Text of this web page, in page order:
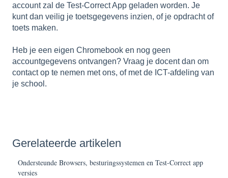
account zal de Test-Correct App geladen worden. Je
kunt dan veilig je toetsgegevens inzien, of je opdracht of
toets maken.
Heb je een eigen Chromebook en nog geen
accountgegevens ontvangen? Vraag je docent dan om
contact op te nemen met ons, of met de ICT-afdeling van
je school.
Gerelateerde artikelen
Ondersteunde Browsers, besturingssystemen en Test-Correct app
versies